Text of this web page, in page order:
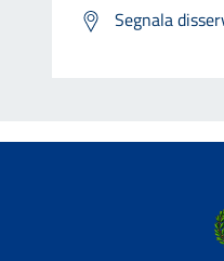
Segnala